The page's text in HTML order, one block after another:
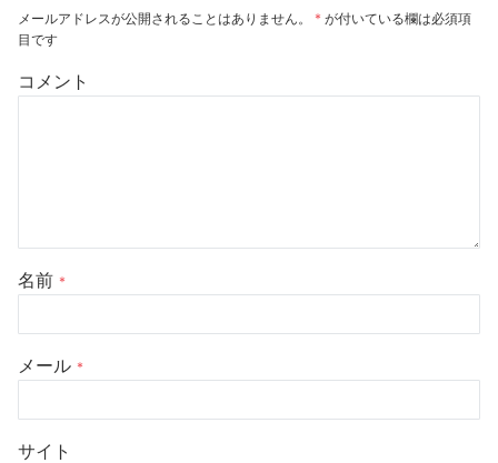
メールアドレスが公開されることはありません。 * が付いている欄は必須項
目です
コメント
名前 *
メール *
サイト